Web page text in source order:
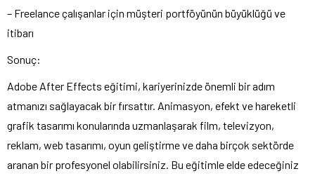
– Freelance çalışanlar için müşteri portföyünün büyüklüğü ve
itibarı
Sonuç:
Adobe After Effects eğitimi, kariyerinizde önemli bir adım
atmanızı sağlayacak bir fırsattır. Animasyon, efekt ve hareketli
grafik tasarımı konularında uzmanlaşarak film, televizyon,
reklam, web tasarımı, oyun geliştirme ve daha birçok sektörde
aranan bir profesyonel olabilirsiniz. Bu eğitimle elde edeceğiniz